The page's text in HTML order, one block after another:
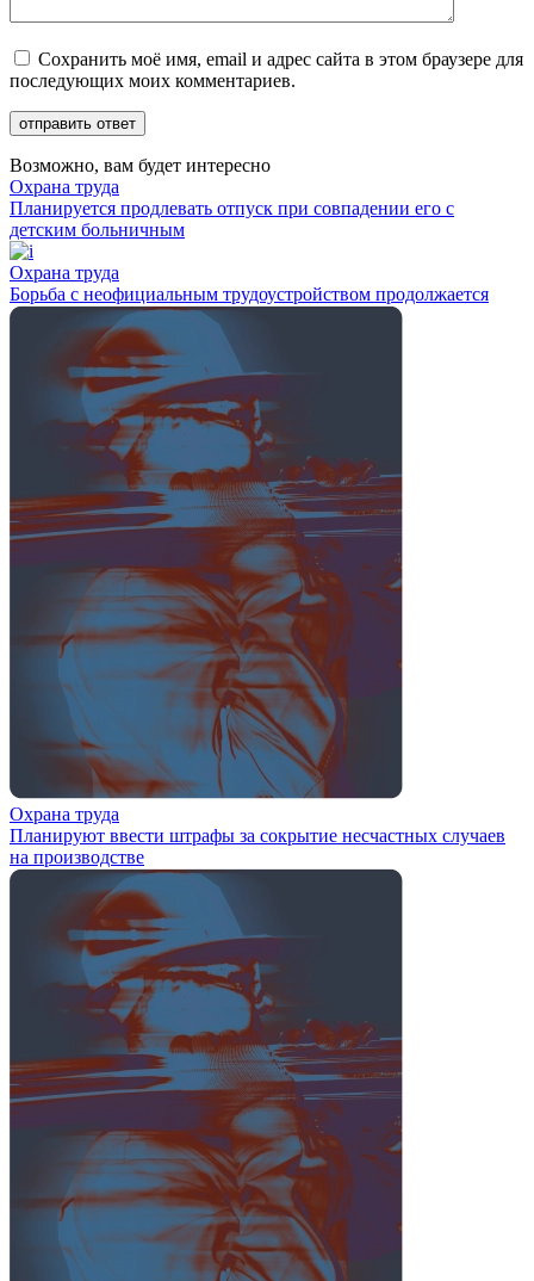
Сохранить моё имя, email и адрес сайта в этом браузере для
последующих моих комментариев.
Возможно, вам будет интересно
Охрана труда
Планируется продлевать отпуск при совпадении его с
детским больничным
Охрана труда
Борьба с неофициальным трудоустройством продолжается
Охрана труда
Планируют ввести штрафы за сокрытие несчастных случаев
на производстве